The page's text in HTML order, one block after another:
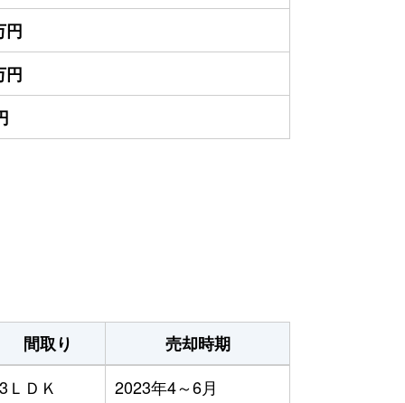
円
円
間取り
売却時期
3ＬＤＫ
2023年4～6月